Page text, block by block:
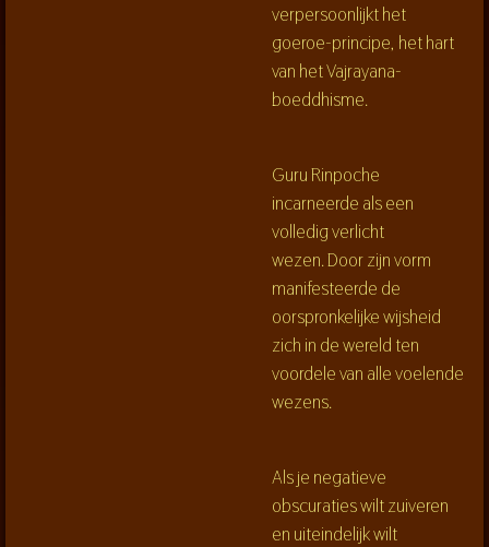
verpersoonlijkt het
goeroe-principe, het hart
van het Vajrayana-
boeddhisme.
Guru Rinpoche
incarneerde als een
volledig verlicht
wezen.Door zijn vorm
manifesteerde de
oorspronkelijke wijsheid
zich in de wereld ten
voordele van alle voelende
wezens.
Als je negatieve
obscuraties wilt zuiveren
en uiteindelijk wilt